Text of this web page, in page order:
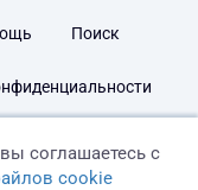
Поиск
соглашаетесь с
cookie